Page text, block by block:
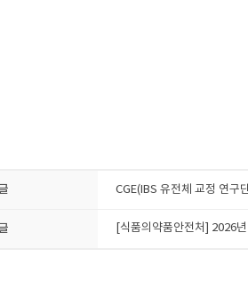
CGE(IBS 유전체 교정 연구
[식품의약품안전처] 2026